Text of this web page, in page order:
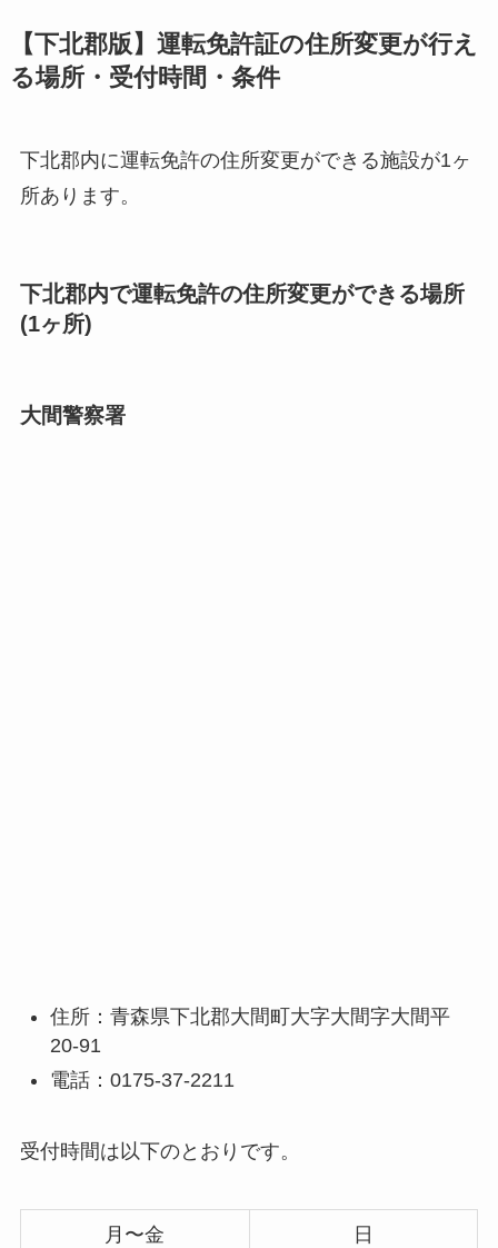
【下北郡版】運転免許証の住所変更が行え
る場所・受付時間・条件
下北郡内に運転免許の住所変更ができる施設が1ヶ
所あります。
下北郡内で運転免許の住所変更ができる場所
(1ヶ所)
大間警察署
住所：青森県下北郡大間町大字大間字大間平
20-91
電話：0175-37-2211
受付時間は以下のとおりです。
月〜金 日